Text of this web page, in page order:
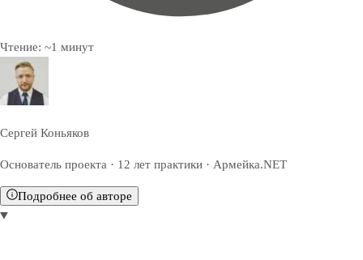
Чтение: ~1 минут
Сергей Коньяков
Основатель проекта · 12 лет практики · Армейка.NET
Подробнее об авторе